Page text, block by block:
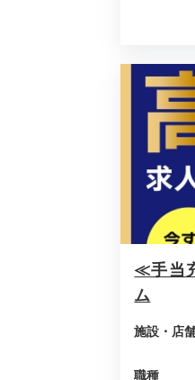
≪手当
ム
施設・店
職種